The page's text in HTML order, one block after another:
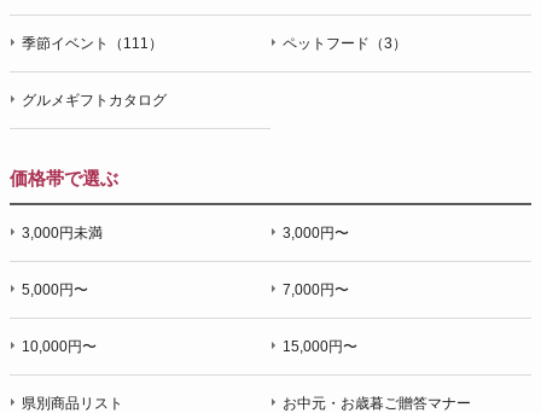
季節イベント（111） ペットフード（3）
グルメギフトカタログ
価格帯で選ぶ
3,000円未満 3,000円〜
5,000円〜 7,000円〜
10,000円〜 15,000円〜
県別商品リスト お中元・お歳暮ご贈答マナー